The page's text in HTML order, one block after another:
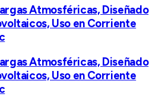
Atmosféricas, Diseñado
Uso en Corriente
Atmosféricas, Diseñado
Uso en Corriente